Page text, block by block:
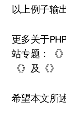
以上例子输
更多关于
站专题：《
《》及《》
希望本文所